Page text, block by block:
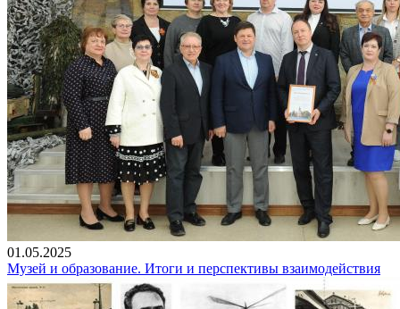
01.05.2025
Музей и образование. Итоги и перспективы взаимодействия